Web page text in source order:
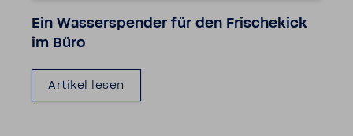
Ein Wasser­spender für den Frische­kick
im Büro
Artikel lesen